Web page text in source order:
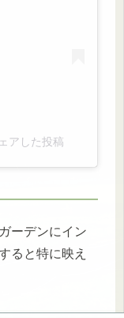
アした投稿
ーデンにイン
ると特に映え